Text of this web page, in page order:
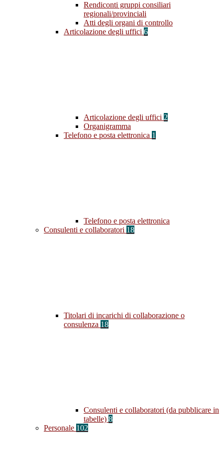
Rendiconti gruppi consiliari
regionali/provinciali
Atti degli organi di controllo
Articolazione degli uffici 6
Articolazione degli uffici 2
Organigramma
Telefono e posta elettronica 1
Telefono e posta elettronica
Consulenti e collaboratori 18
Titolari di incarichi di collaborazione o
consulenza 18
Consulenti e collaboratori (da pubblicare in
tabelle) 8
Personale 102